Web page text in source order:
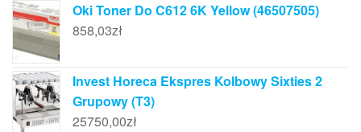
Oki Toner Do C612 6K Yellow (46507505)
858,03zł
Invest Horeca Ekspres Kolbowy Sixties 2
Grupowy (T3)
25750,00zł